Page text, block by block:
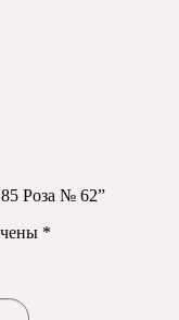
Роза № 62”
*